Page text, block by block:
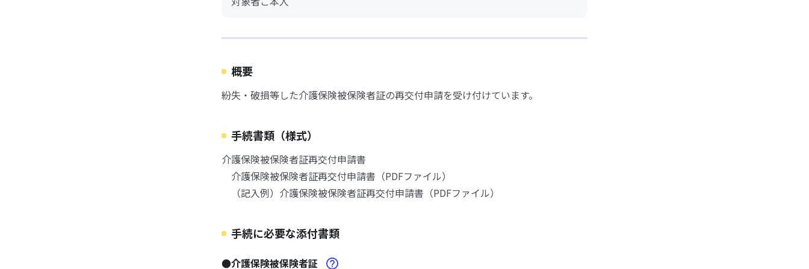
概要
紛失・破損等した介護保険被保険者証の再交付申請を受け付けています。
手続書類（様式）
介護保険被保険者証再交付申請書
介護保険被保険者証再交付申請書（PDFファイル）
（記入例）介護保険被保険者証再交付申請書（PDFファイル）
手続に必要な添付書類
●介護保険被保険者証